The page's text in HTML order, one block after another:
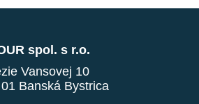
spol. s r.o.
Vansovej 10
Banská Bystrica